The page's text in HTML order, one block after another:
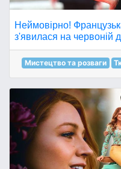
Неймовірно!
з'явилася на червоній
Мистецтво та розваги